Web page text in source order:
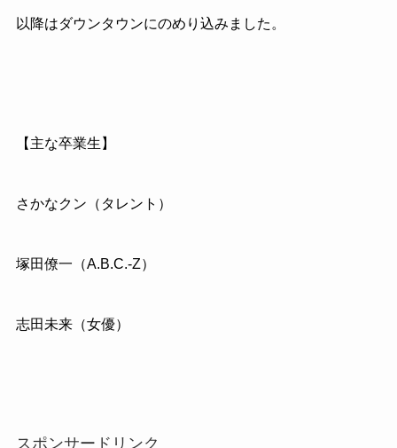
以降はダウンタウンにのめり込みました。
【主な卒業生】
さかなクン（タレント）
塚田僚一（A.B.C.-Z）
志田未来（女優）
スポンサードリンク